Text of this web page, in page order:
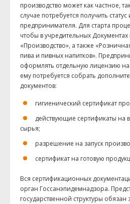
производство может как частное,
случае потребуется получить
предпринимателя. Для старта
чтобы в учредительных Документах
«Производство», а также
пива и пивных напитков».
оформлять отдельную лицензию на
ему потребуется собрать
документов:
гигиенический сертификат
действующие сертификаты на
сырья;
разрешение на запуск
сертификат на готовую
Вся сертификационных
орган Госсанэпидемнадзора.
государственной структуры обязан